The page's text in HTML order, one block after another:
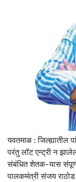
यवतमाळ : जिल्ह्यातील
परंतु लॉट एन्ट्री न
संबंधित शेतक-यास
पालकमंत्री संजय